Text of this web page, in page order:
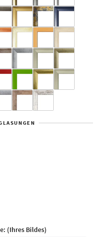
(Ihres Bildes)